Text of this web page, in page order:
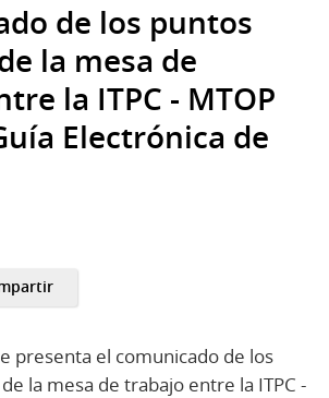
de los puntos
la mesa de
la ITPC - MTOP
Electrónica de
presenta el comunicado de los
la mesa de trabajo entre la ITPC -